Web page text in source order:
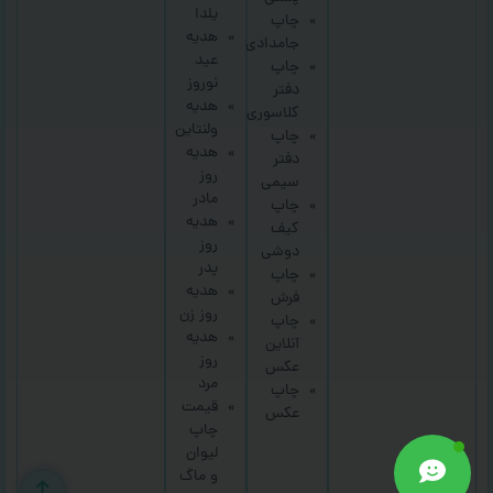
چاپ
جامدادی
چاپ
دفتر
کلاسوری
چاپ
دفتر
سیمی
چاپ
کیف
دوشی
چاپ
فرش
چاپ
آنلاین
عکس
چاپ
عکس
یلدا
هدیه
عید
نوروز
هدیه
ولنتاین
هدیه
روز
مادر
هدیه
روز
پدر
هدیه
روز زن
هدیه
روز
مرد
قیمت
چاپ
لیوان
و ماگ